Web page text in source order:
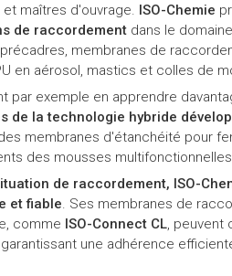
maîtres d'ouvrage. ISO-Chemie
de raccordement dans le
membranes de
en aérosol, mastics et colles de
par exemple en apprendre
de la technologie hybride
membranes d'étanchéité pour
des mousses
de raccordement, ISO-
et fiable. Ses membranes de
comme ISO-Connect CL, peuvent
une adhérence